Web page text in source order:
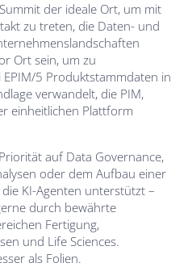
der ideale Ort, um mit
zu treten, die Daten- und
Ort sein, um zu
5 Produktstammdaten in
verwandelt, die PIM,
einheitlichen Plattform
auf Data Governance,
oder dem Aufbau einer
KI-Agenten unterstützt –
durch bewährte
Fertigung,
und Life Sciences.
als Folien.